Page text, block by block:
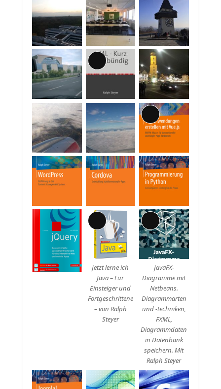
Lange
Beschreibung
Lange
Beschreibung
Lange
Beschreibung
Jetzt lerne ich
Java – Für
Einsteiger und
Fortgeschrittene
– von Ralph
Steyer
Lange
Beschreibung
JavaFX-
Diagramme mit
Netbeans.
Diagrammarten
und -techniken,
FXML,
Diagrammdaten
in Datenbank
speichern. Mit
Ralph Steyer